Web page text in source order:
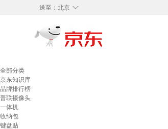
◇
送至： 北京
全部分类
京东知识库
品牌排行榜
普联摄像头
一体机
收纳包
键盘贴